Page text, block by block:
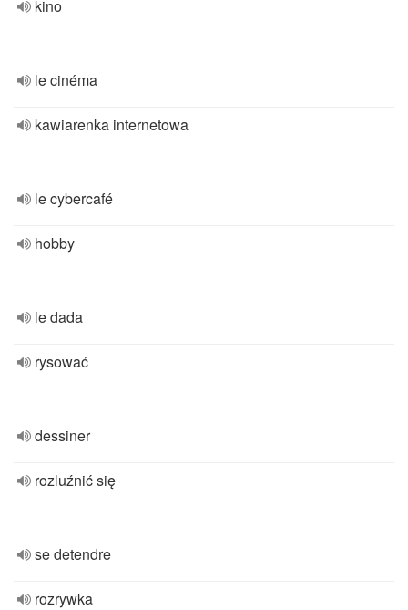
kino
le cinéma
kawiarenka internetowa
le cybercafé
hobby
le dada
rysować
dessiner
rozluźnić się
se detendre
rozrywka